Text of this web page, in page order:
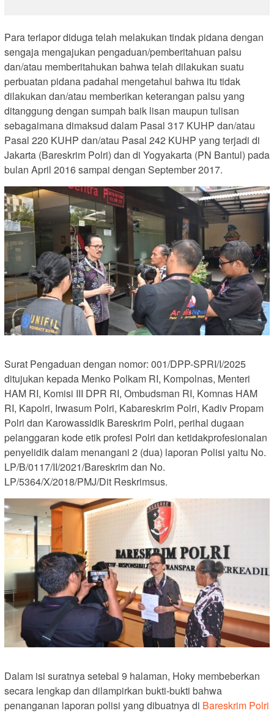
Para terlapor diduga telah melakukan tindak pidana dengan
sengaja mengajukan pengaduan/pemberitahuan palsu
dan/atau memberitahukan bahwa telah dilakukan suatu
perbuatan pidana padahal mengetahui bahwa itu tidak
dilakukan dan/atau memberikan keterangan palsu yang
ditanggung dengan sumpah baik lisan maupun tulisan
sebagaimana dimaksud dalam Pasal 317 KUHP dan/atau
Pasal 220 KUHP dan/atau Pasal 242 KUHP yang terjadi di
Jakarta (Bareskrim Polri) dan di Yogyakarta (PN Bantul) pada
bulan April 2016 sampai dengan September 2017.
Surat Pengaduan dengan nomor: 001/DPP-SPRI/I/2025
ditujukan kepada Menko Polkam RI, Kompolnas, Menteri
HAM RI, Komisi III DPR RI, Ombudsman RI, Komnas HAM
RI, Kapolri, Irwasum Polri, Kabareskrim Polri, Kadiv Propam
Polri dan Karowassidik Bareskrim Polri, perihal dugaan
pelanggaran kode etik profesi Polri dan ketidakprofesionalan
penyelidik dalam menangani 2 (dua) laporan Polisi yaitu No.
LP/B/0117/II/2021/Bareskrim dan No.
LP/5364/X/2018/PMJ/Dit Reskrimsus.
Dalam isi suratnya setebal 9 halaman, Hoky membeberkan
secara lengkap dan dilampirkan bukti-bukti bahwa
penanganan laporan polisi yang dibuatnya di Bareskrim Polri